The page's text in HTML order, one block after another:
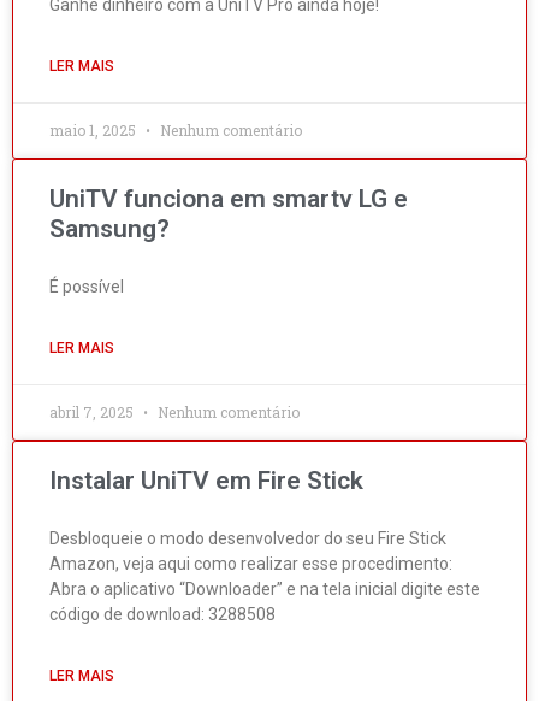
Ganhe dinheiro com a UniTV Pro ainda hoje!
LER MAIS
maio 1, 2025 Nenhum comentário
UniTV funciona em smartv LG e
Samsung?
É possível
LER MAIS
abril 7, 2025 Nenhum comentário
Instalar UniTV em Fire Stick
Desbloqueie o modo desenvolvedor do seu Fire Stick
Amazon, veja aqui como realizar esse procedimento:
Abra o aplicativo “Downloader” e na tela inicial digite este
código de download: 3288508
LER MAIS